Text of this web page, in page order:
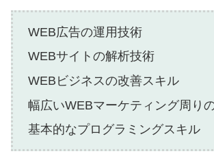
WEB広告の運用技術
WEBサイトの解析技術
WEBビジネスの改善スキル
幅広いWEBマーケティング周り
基本的なプログラミングスキル